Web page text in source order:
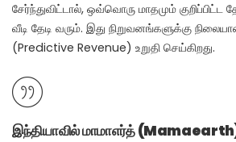
சேர்ந்துவிட்டால், ஒவ்வொரு மாதமும் குறிப்பிட்ட
வீடி தேடி வரும். இது நிறுவனங்களுக்கு
(Predictive Revenue) உறுதி செய்கிறது.
இந்தியாவில் மாமாஎர்த்